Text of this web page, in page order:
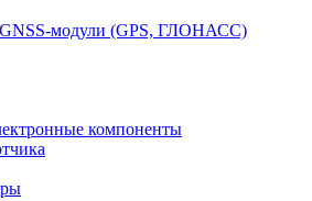
модули (GPS, ГЛОНАСС)
компоненты